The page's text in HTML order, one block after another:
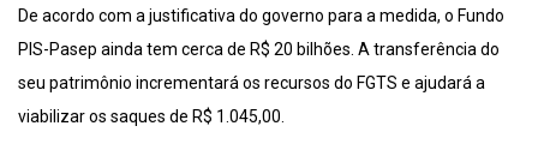
De acordo com a justificativa do governo para a medida, o Fundo
PIS-Pasep ainda tem cerca de R$ 20 bilhões. A transferência do
seu patrimônio incrementará os recursos do FGTS e ajudará a
viabilizar os saques de R$ 1.045,00.